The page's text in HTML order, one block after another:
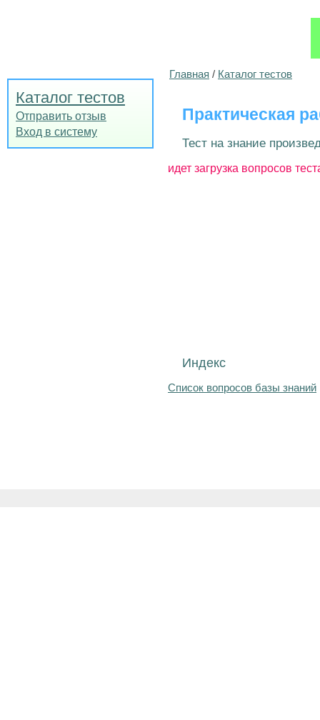
Каталог тестов
Отправить отзыв
Вход в систему
Главная / Каталог тестов
Практическая
Тест на знание
идет загрузка вопросов
Индекс
Список вопросов базы знаний